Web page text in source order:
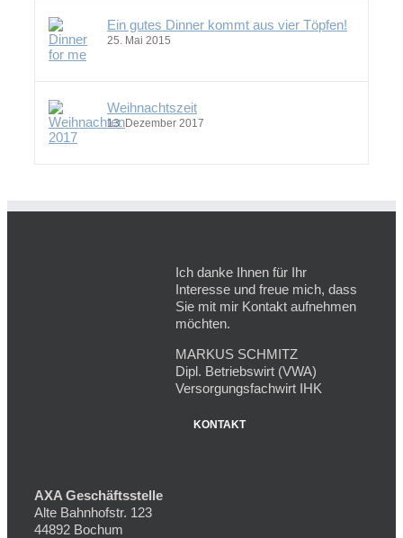
Ein gutes Dinner kommt aus vier Töpfen!
25. Mai 2015
Weihnachtszeit
13. Dezember 2017
Ich danke Ihnen für Ihr
Interesse und freue mich, dass
Sie mit mir Kontakt aufnehmen
möchten.
MARKUS SCHMITZ
Dipl. Betriebswirt (VWA)
Versorgungsfachwirt IHK
KONTAKT
AXA Geschäftsstelle
Alte Bahnhofstr. 123
44892 Bochum